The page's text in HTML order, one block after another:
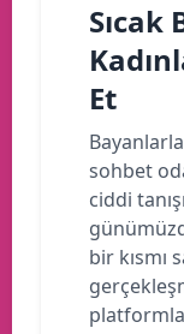
Sıcak
Et
sohbet
ciddi
bir kısmı